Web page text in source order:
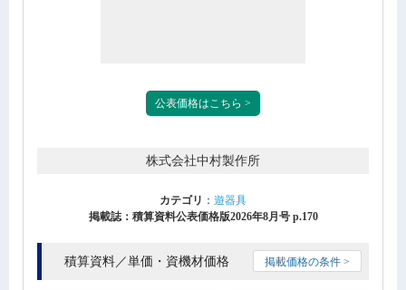
公表価格はこちら >
株式会社中村製作所
カテゴリ ： 遊器具
掲載誌：積算資料公表価格版2026年8月号 p.170
積算資料／単価・資機材価格 掲載価格の条件 >